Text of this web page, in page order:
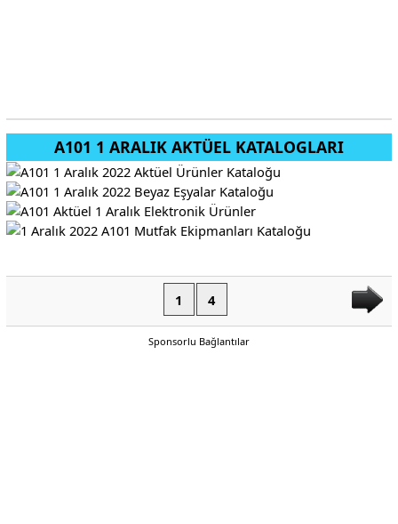
A101 1 ARALIK AKTÜEL KATALOGLARI
1 4
Sponsorlu Bağlantılar